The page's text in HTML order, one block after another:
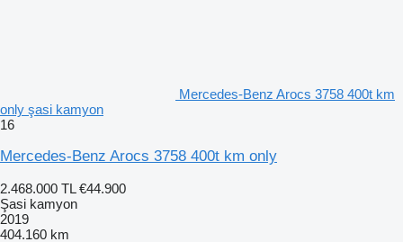
Mercedes-Benz Arocs 3758 400t km
only şasi kamyon
16
Mercedes-Benz Arocs 3758 400t km only
2.468.000 TL €44.900
Şasi kamyon
2019
404.160 km